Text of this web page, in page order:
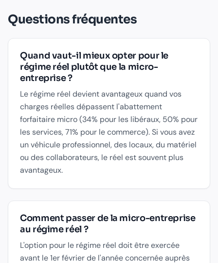
Questions fréquentes
Quand vaut-il mieux opter pour le
régime réel plutôt que la micro-
entreprise ?
Le régime réel devient avantageux quand vos
charges réelles dépassent l'abattement
forfaitaire micro (34% pour les libéraux, 50% pour
les services, 71% pour le commerce). Si vous avez
un véhicule professionnel, des locaux, du matériel
ou des collaborateurs, le réel est souvent plus
avantageux.
Comment passer de la micro-entreprise
au régime réel ?
L'option pour le régime réel doit être exercée
avant le 1er février de l'année concernée auprès